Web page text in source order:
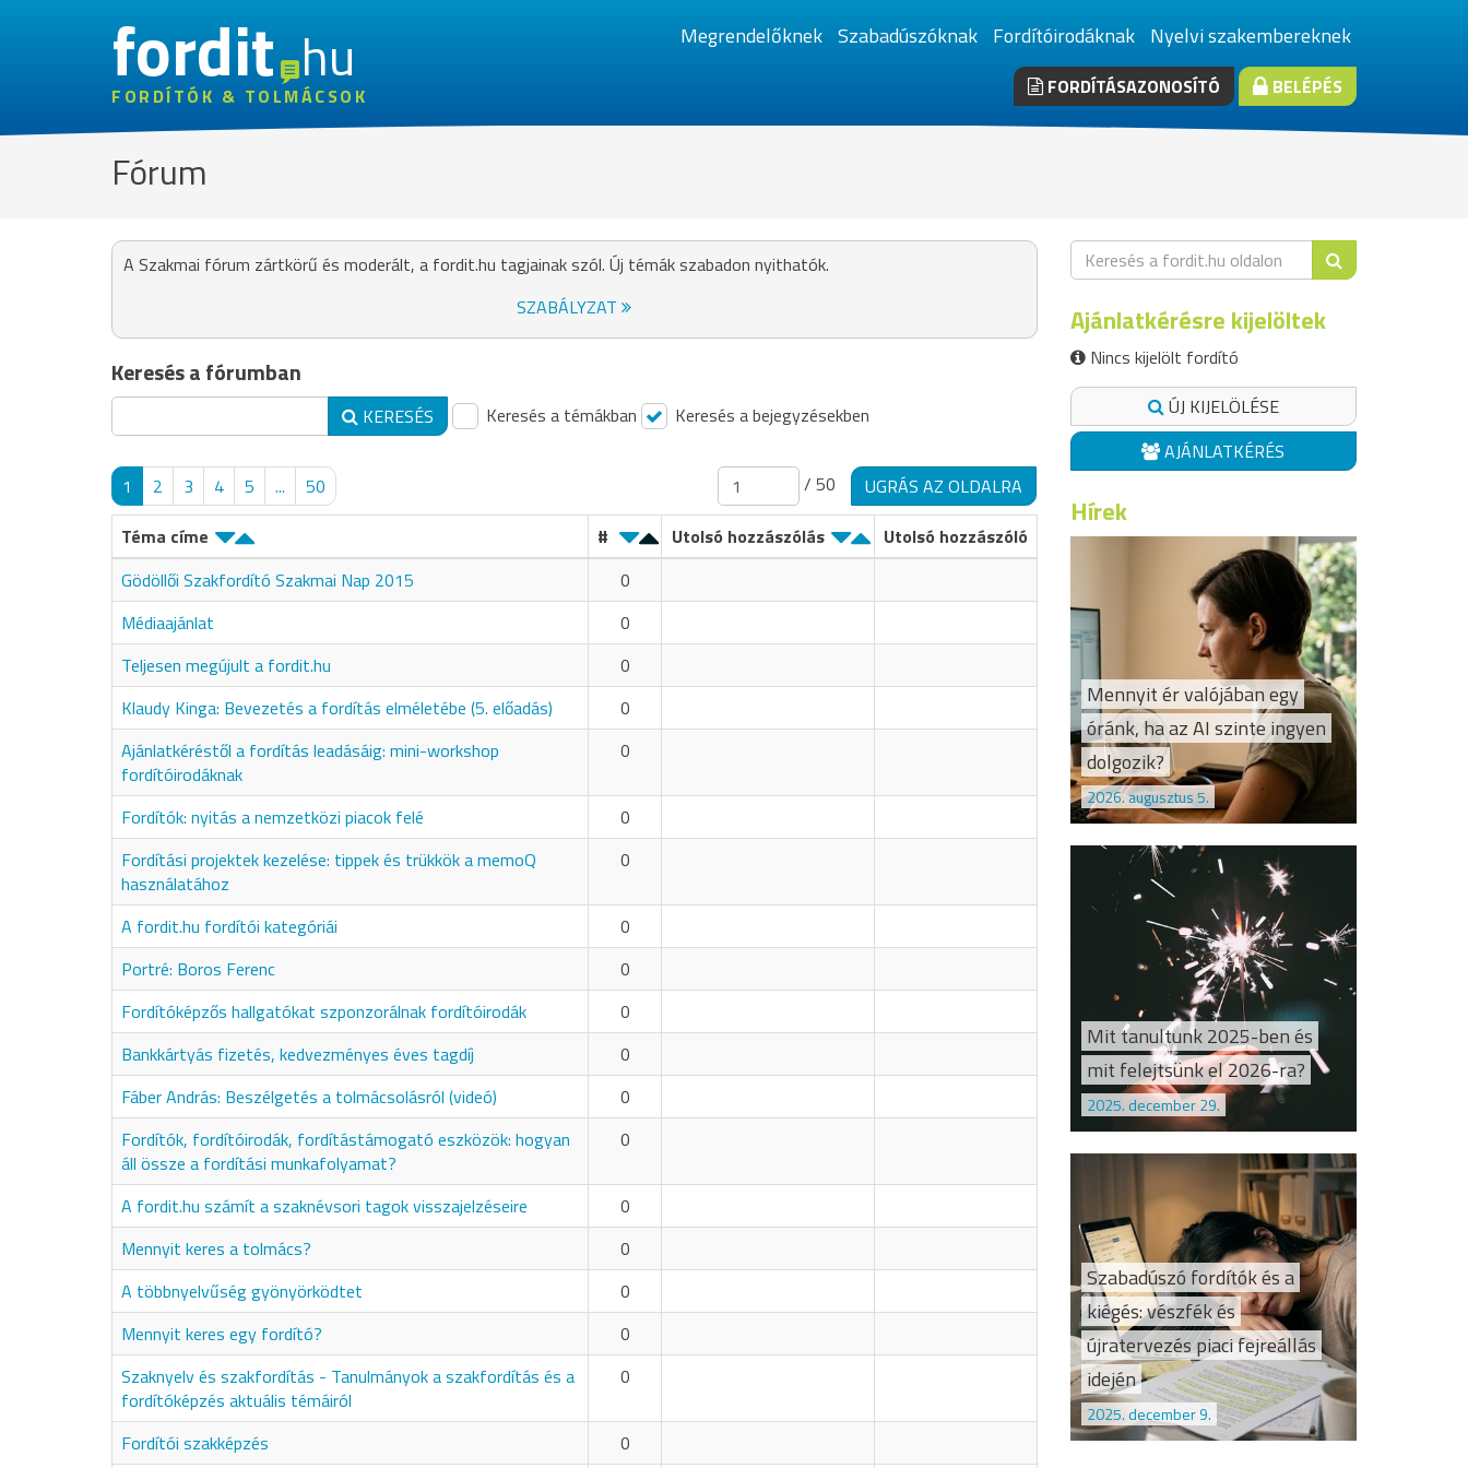
fordithu
FORDÍTÓK & TOLMÁCSOK
Megrendelőknek Szabadúszóknak Fordítóirodáknak Nyelvi szakembereknek
FORDÍTÁSAZONOSÍTÓ BELÉPÉS
Fórum
A Szakmai fórum zártkörű és moderált, a fordit.hu tagjainak szól. Új témák szabadon nyithatók.
SZABÁLYZAT
Keresés a fórumban
KERESÉS Keresés a témákban Keresés a bejegyzésekben
1 2 3 4 5 ... 50 / 50
UGRÁS AZ OLDALRA
Téma címe
# Utolsó hozzászólás
Utolsó hozzászóló
Gödöllői Szakfordító Szakmai Nap 2015
0
Médiaajánlat
0
Teljesen megújult a fordit.hu
0
Klaudy Kinga: Bevezetés a fordítás elméletébe (5. előadás)
0
Ajánlatkéréstől a fordítás leadásáig: mini-workshop
fordítóirodáknak
0
Fordítók: nyitás a nemzetközi piacok felé
0
Fordítási projektek kezelése: tippek és trükkök a memoQ
használatához
0
A fordit.hu fordítói kategóriái
0
Portré: Boros Ferenc
0
Fordítóképzős hallgatókat szponzorálnak fordítóirodák
0
Bankkártyás fizetés, kedvezményes éves tagdíj
0
Fáber András: Beszélgetés a tolmácsolásról (videó)
0
Fordítók, fordítóirodák, fordítástámogató eszközök: hogyan
áll össze a fordítási munkafolyamat?
0
A fordit.hu számít a szaknévsori tagok visszajelzéseire
0
Mennyit keres a tolmács?
0
A többnyelvűség gyönyörködtet
0
Mennyit keres egy fordító?
0
Szaknyelv és szakfordítás - Tanulmányok a szakfordítás és a
fordítóképzés aktuális témáiról
0
Fordítói szakképzés 0
Ajánlatkérésre kijelöltek
Nincs kijelölt fordító
ÚJ KIJELÖLÉSE
AJÁNLATKÉRÉS
Hírek
Mennyit ér valójában egy
óránk, ha az AI szinte ingyen
dolgozik?
2026. augusztus 5.
Mit tanultunk 2025-ben és
mit felejtsünk el 2026-ra?
2025. december 29.
Szabadúszó fordítók és a
kiégés: vészfék és
újratervezés piaci fejreállás
idején
2025. december 9.